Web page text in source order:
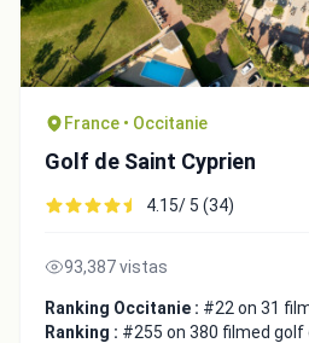
France • Occitanie
Golf de Saint Cyprien
4.15/ 5 (34)
93,387 vistas
Ranking Occitanie : #22 on 31
Ranking : #255 on 380 filmed golf